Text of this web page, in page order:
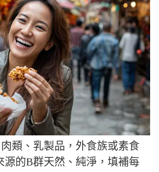
類、乳製品，外食族或素食
源的B群天然、純淨，填補每